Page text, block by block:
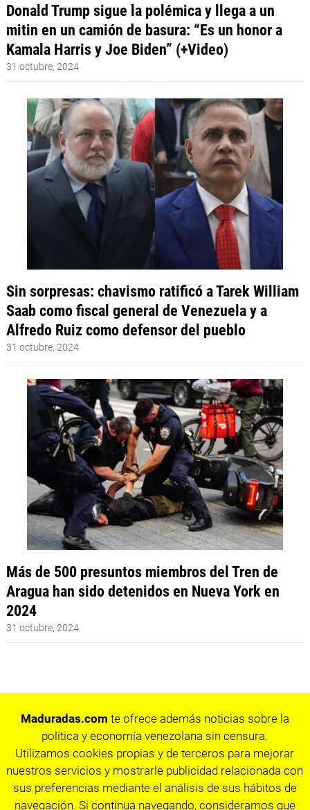
Donald Trump sigue la polémica y llega a un
mitin en un camión de basura: “Es un honor a
Kamala Harris y Joe Biden” (+Video)
31 octubre, 2024
Sin sorpresas: chavismo ratificó a Tarek William
Saab como fiscal general de Venezuela y a
Alfredo Ruiz como defensor del pueblo
31 octubre, 2024
Más de 500 presuntos miembros del Tren de
Aragua han sido detenidos en Nueva York en
2024
31 octubre, 2024
Maduradas.com te ofrece además noticias sobre la
política y economía venezolana sin censura.
Utilizamos cookies propias y de terceros para mejorar
nuestros servicios y mostrarle publicidad relacionada con
sus preferencias mediante el análisis de sus hábitos de
navegación. Si continua navegando, consideramos que